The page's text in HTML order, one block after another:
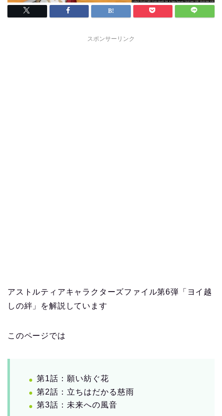
スポンサーリンク
アストルティアキャラクターズファイル第6弾「ヨイ越
しの絆」を解説しています
このページでは
第1話：願い紡ぐ花
第2話：立ちはだかる慈雨
第3話：未来への風音